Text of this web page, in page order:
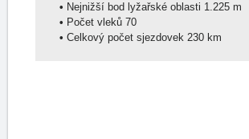
•
Nejnižší bod lyžařské oblasti 1.225 m
•
Počet vleků 70
•
Celkový počet sjezdovek 230 km